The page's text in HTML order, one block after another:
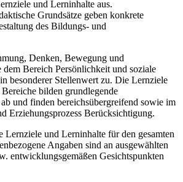
und Lerninhalte aus.
Grundsätze geben konkrete
des Bildungs- und
Denken, Bewegung und
Bereich Persönlichkeit und soziale
besonderer Stellenwert zu. Die Lernziele
bilden grundlegende
und finden bereichsübergreifend sowie im
Erziehungsprozess Berücksichtigung.
Lernziele und Lerninhalte für den gesamten
Angaben sind an ausgewählten
entwicklungsgemäßen Gesichtspunkten